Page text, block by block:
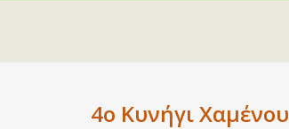
4ο Κυνήγι